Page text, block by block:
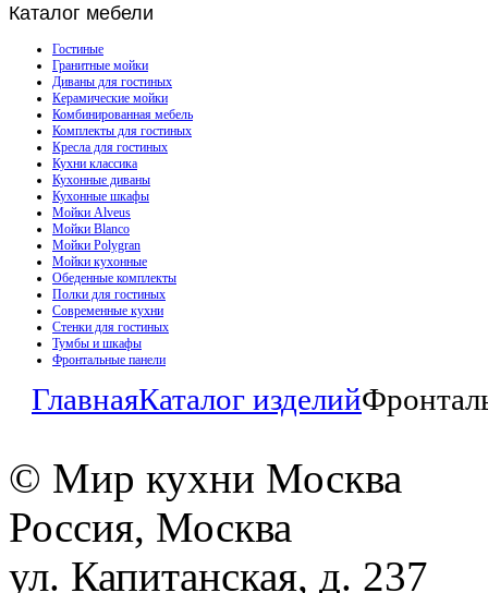
Каталог мебели
Гостиные
Гранитные мойки
Диваны для гостиных
Керамические мойки
Комбинированная мебель
Комплекты для гостиных
Кресла для гостиных
Кухни классика
Кухонные диваны
Кухонные шкафы
Мойки Alveus
Мойки Blanco
Мойки Polygran
Мойки кухонные
Обеденные комплекты
Полки для гостиных
Современные кухни
Стенки для гостиных
Тумбы и шкафы
Фронтальные панели
ГлавнаяКаталог изделий
© Мир кухни Москва
Россия, Москва
ул. Капитанская, д. 237